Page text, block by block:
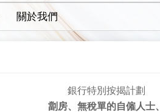
關於我們
銀行特別按揭計劃
劏房、無稅單的自僱人士、